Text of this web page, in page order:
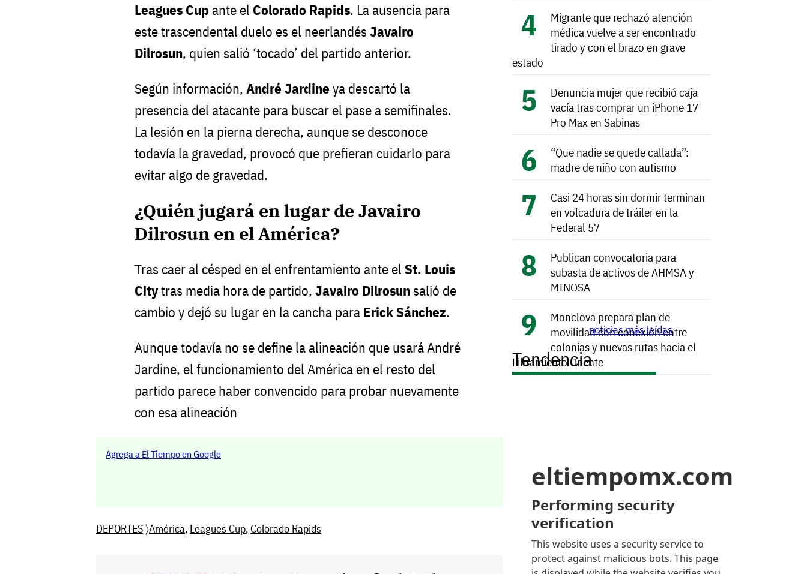
Leagues Cup ante el Colorado Rapids. La ausencia para
este trascendental duelo es el neerlandés Javairo
Dilrosun, quien salió ‘tocado’ del partido anterior.
Según información, André Jardine ya descartó la
presencia del atacante para buscar el pase a semifinales.
La lesión en la pierna derecha, aunque se desconoce
todavía la gravedad, provocó que prefieran cuidarlo para
evitar algo de gravedad.
¿Quién jugará en lugar de Javairo
Dilrosun en el América?
Tras caer al césped en el enfrentamiento ante el St. Louis
Citytras media hora de partido, Javairo Dilrosun salió de
cambio y dejó su lugar en la cancha para Erick Sánchez.
Aunque todavía no se define la alineación que usará André
Jardine, el funcionamiento del América en el resto del
partido parece haber convencido para probar nuevamente
con esa alineación
Agrega a El Tiempo en Google
DEPORTES〉América, Leagues Cup, Colorado Rapids
Migrante que rechazó atención
médica vuelve a ser encontrado
tirado y con el brazo en grave
estado
Denuncia mujer que recibió caja
vacía tras comprar un iPhone 17
Pro Max en Sabinas
“Que nadie se quede callada”:
madre de niño con autismo
Casi 24 horas sin dormir terminan
en volcadura de tráiler en la
Federal 57
Publican convocatoria para
subasta de activos de AHMSA y
MINOSA
Monclova prepara plan de
movilidad con conexión entre
colonias y nuevas rutas hacia el
Libramiento Oriente
noticias más leídas
Tendencia